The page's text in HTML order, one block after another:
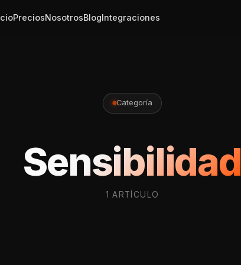
PreciosNosotrosBlogIntegraciones
Categoría
Sensibilidad
1 ARTÍCULO